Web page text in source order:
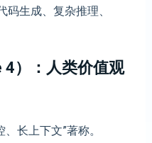
生成、复杂推理、
）：人类价值观
长上下文”著称。